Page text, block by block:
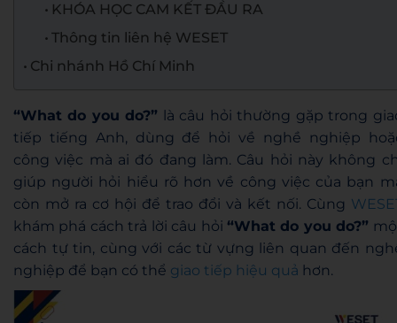
KHÓA HỌC CAM KẾT ĐẦU RA
Thông tin liên hệ WESET
Chi nhánh Hồ Chí Minh
“What do you do?” là câu hỏi thường gặp trong
tiếp tiếng Anh, dùng để hỏi về nghề nghiệp
công việc mà ai đó đang làm. Câu hỏi này không
giúp người hỏi hiểu rõ hơn về công việc của bạn
còn mở ra cơ hội để trao đổi và kết nối. Cùng
khám phá cách trả lời câu hỏi “What do you do?”
cách tự tin, cùng với các từ vựng liên quan đến
nghiệp để bạn có thể giao tiếp hiệu quả hơn.